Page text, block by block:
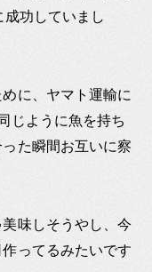
功していまし
に、ヤマト運輸に
じように魚を持ち
た瞬間お互いに察
味しそうやし、今
ってるみたいです